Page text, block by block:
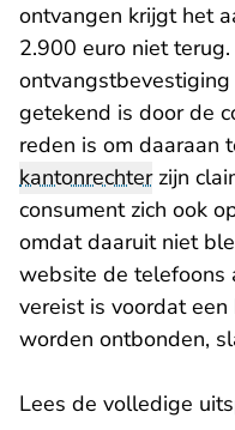
ontvangen krijgt het
2.900 euro niet
getekend is door de
reden is om daaraan
kantonrechterzijn
consument zich ook
omdat daaruit niet
website de telefoons
vereist is voordat
worden ontbonden,
Lees de volledige